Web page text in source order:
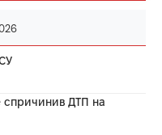
спричинив ДТП на